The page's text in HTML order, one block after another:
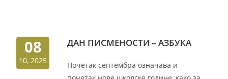
08
10, 2025
ДАН ПИСМЕНОСТИ – АЗБУКА
Почетак септембра означава и